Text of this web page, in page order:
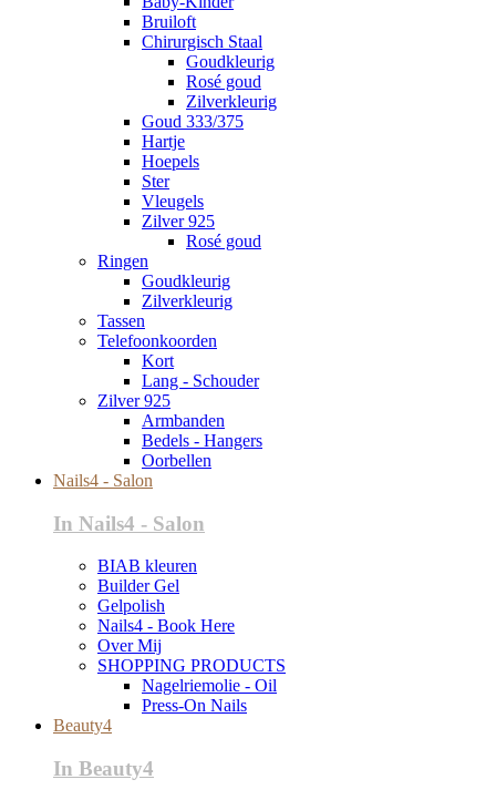
Bruiloft
Chirurgisch Staal
Goudkleurig
Rosé goud
Zilverkleurig
Goud 333/375
Hartje
Hoepels
Ster
Vleugels
Zilver 925
Rosé goud
Ringen
Goudkleurig
Zilverkleurig
Tassen
Telefoonkoorden
Kort
Lang - Schouder
Zilver 925
Armbanden
Bedels - Hangers
Oorbellen
Nails4 - Salon
In Nails4 - Salon
BIAB kleuren
Builder Gel
Gelpolish
Nails4 - Book Here
Over Mij
SHOPPING PRODUCTS
Nagelriemolie - Oil
Press-On Nails
Beauty4
In Beauty4